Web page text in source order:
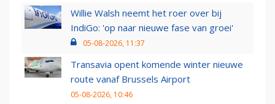
Willie Walsh neemt het roer over bij
IndiGo: 'op naar nieuwe fase van groei'
05-08-2026, 11:37
Transavia opent komende winter nieuwe
route vanaf Brussels Airport
05-08-2026, 10:46